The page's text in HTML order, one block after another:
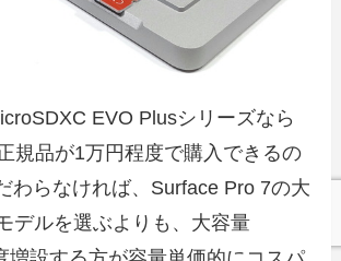
EVO Plusシリーズなら
規品が1万円程度で購入できるの
わらなければ、Surface Pro 7の大
デルを選ぶよりも、大容量